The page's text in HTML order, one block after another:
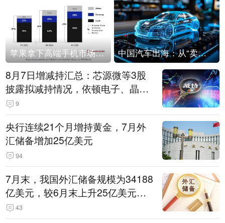
苹果拿下高端手机市场65%的份额：iPhone 17系列功不可没 中国汽车出海：从“卖出去”到“走进去”
8月7日增减持汇总：芯源微等3股
披露拟减持情况，依顿电子、晶华
微拟增持（表）
9
央行连续21个月增持黄金，7月外
汇储备增加25亿美元
94
7月末，我国外汇储备规模为34188
亿美元，较6月末上升25亿美元，
升幅为0.07%
43